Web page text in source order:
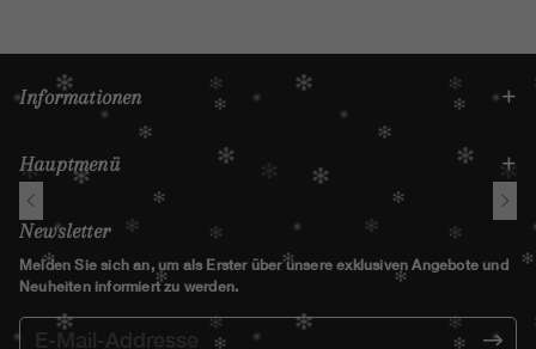
Informationen
Hauptmenü
Newsletter
Melden Sie sich an, um als Erster über unsere exklusiven Angebote und
Neuheiten informiert zu werden.